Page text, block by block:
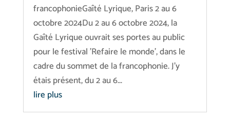
francophonieGaîté Lyrique, Paris 2 au 6
octobre 2024Du 2 au 6 octobre 2024, la
Gaîté Lyrique ouvrait ses portes au public
pour le festival 'Refaire le monde', dans le
cadre du sommet de la francophonie. J'y
étais présent, du 2 au 6...
lire plus